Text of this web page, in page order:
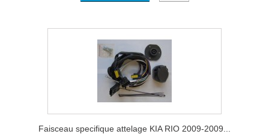
Faisceau specifique attelage KIA RIO 2009-2009...